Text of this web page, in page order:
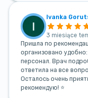
Ivanka
3 miesiące
Пришла по
организовано
персонал. Врач
ответила на все
Осталось очень
рекомендую! ⭐